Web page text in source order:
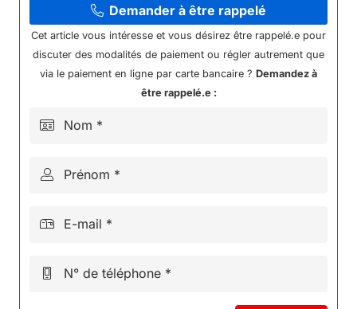
ROULEMENT
DIRECTION
DRAISIENNE
2024
Demander à être rappelé
Cet article vous intéresse et vous désirez être rappelé.e pour
discuter des modalités de paiement ou régler autrement que
via le paiement en ligne par carte bancaire ? Demandez à
être rappelé.e :
Nom *
Prénom *
E-mail *
N° de téléphone *